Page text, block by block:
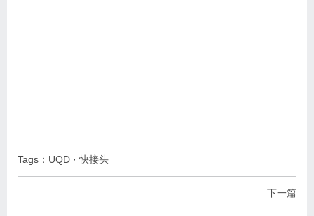
Tags： UQD ·快接头
下一篇